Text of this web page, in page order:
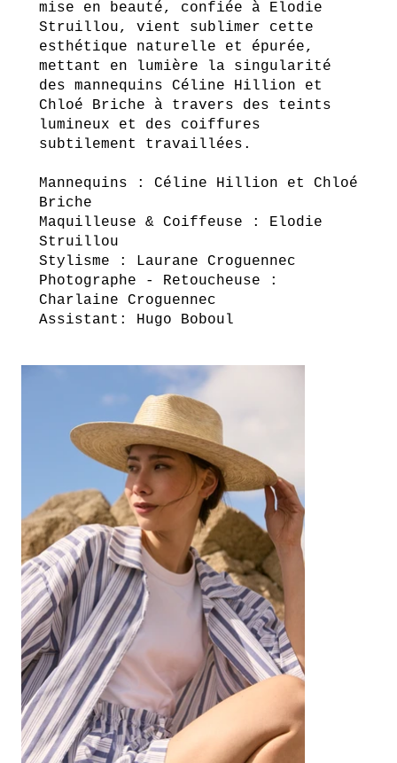
mise en beauté, confiée à Elodie
Struillou, vient sublimer cette
esthétique naturelle et épurée,
mettant en lumière la singularité
des mannequins Céline Hillion et
Chloé Briche à travers des teints
lumineux et des coiffures
subtilement travaillées.
Mannequins : Céline Hillion et Chloé
Briche
Maquilleuse & Coiffeuse : Elodie
Struillou
Stylisme : Laurane Croguennec
Photographe - Retoucheuse :
Charlaine Croguennec
Assistant: Hugo Boboul